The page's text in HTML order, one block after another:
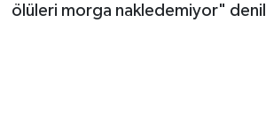
ölüleri morga nakledemiyor"